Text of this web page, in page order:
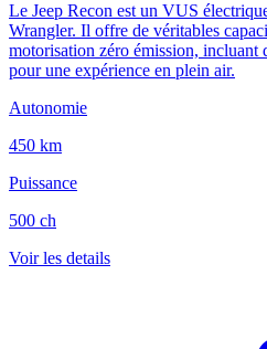
Le Jeep Recon est un VUS
Wrangler. Il offre de véritables
motorisation zéro émission, incluant
pour une expérience en plein air.
Autonomie
450 km
Puissance
500 ch
Voir les details